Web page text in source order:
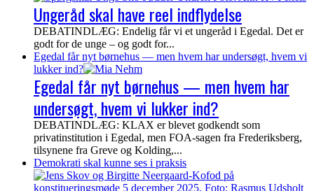
Ungeråd skal have reel indflydelse
DEBATINDLÆG: Endelig får vi et ungeråd i Egedal. Det er
godt for de unge – og godt for...
Egedal får nyt børnehus — men hvem har undersøgt, hvem vi
lukker ind?
Egedal får nyt børnehus — men hvem har
undersøgt, hvem vi lukker ind?
DEBATINDLÆG: KLAX er blevet godkendt som
privatinstitution i Egedal, men FOA-sagen fra Frederiksberg,
tilsynene fra Greve og Kolding,...
Demokrati skal kunne ses i praksis